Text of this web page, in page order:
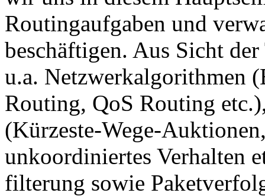
Routingaufgaben und
beschäftigen. Aus Sicht
u.a. Netzwerkalgorithmen
Routing, QoS Routing
(Kürzeste-Wege-
unkoordiniertes Verhalten
filterung sowie